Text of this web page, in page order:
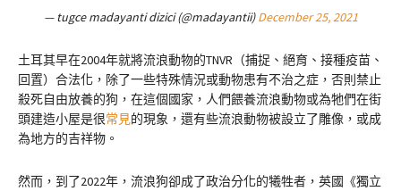
— tugce madayanti dizici (@madayantii)December 25, 2021
土耳其早在2004年就將流浪動物的TNVR（捕捉、絕育、接種疫苗、
回置）合法化，除了一些特殊情況或動物患有不治之症，否則禁止
殺死自由放養的狗，在這個國家，人們餵養流浪動物或為牠們在街
頭建造小屋是很常見的現象，還有些流浪動物被設立了雕像，或成
為地方的吉祥物。
然而，到了2022年，流浪狗卻成了政治分化的犧牲者，英國《獨立